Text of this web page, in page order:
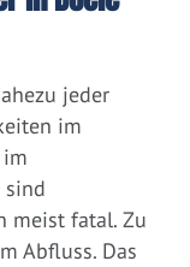
jeder
im
sind
meist fatal. Zu
Abfluss. Das